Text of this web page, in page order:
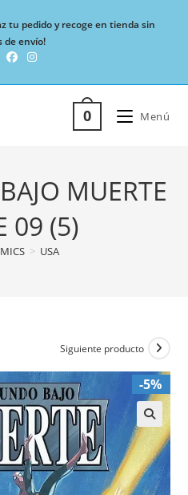
tu pedido y recoge en tienda sin
de envío!
0 Menú
MUERTE
09 (5)
> USA
Siguiente producto
🔍
-5%